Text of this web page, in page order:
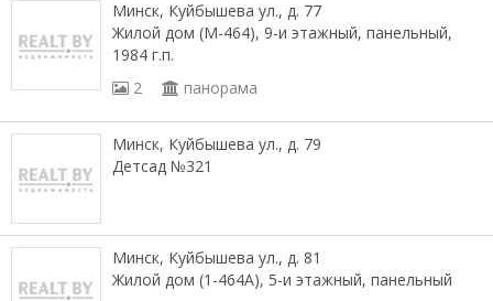
Минск, Куйбышева ул., д. 77
Жилой дом (М-464), 9-и этажный, панельный,
1984 г.п.
2
панорама
Минск, Куйбышева ул., д. 79
Детсад №321
Минск, Куйбышева ул., д. 81
Жилой дом (1-464А), 5-и этажный, панельный